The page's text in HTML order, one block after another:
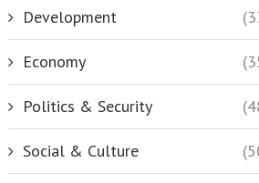
Development
Economy
Politics & Security
Social & Culture